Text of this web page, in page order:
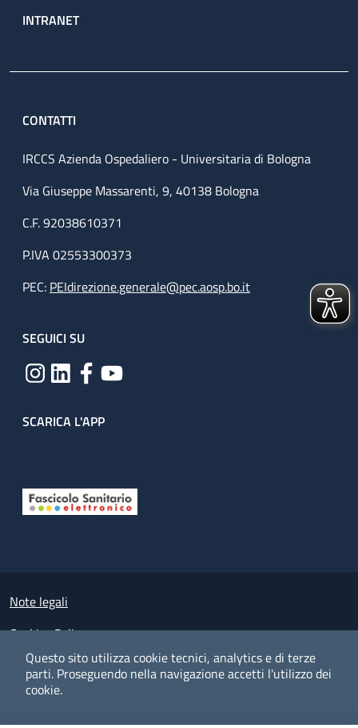
Questo sito utilizza cookie tecnici, analytics e di terze
parti. Proseguendo nella navigazione accetti l'utilizzo dei
cookie.
INTRANET
CONTATTI
IRCCS Azienda Ospedaliero - Universitaria di Bologna
Via Giuseppe Massarenti, 9, 40138 Bologna
C.F. 92038610371
P.IVA 02553300373
PEC: PEIdirezione.generale@pec.aosp.bo.it
SEGUICI SU
SCARICA L'APP
Small prints
Note legali
Cookies Policy
Policy privacy e protezione del dato personale
Albo pretorio on-line